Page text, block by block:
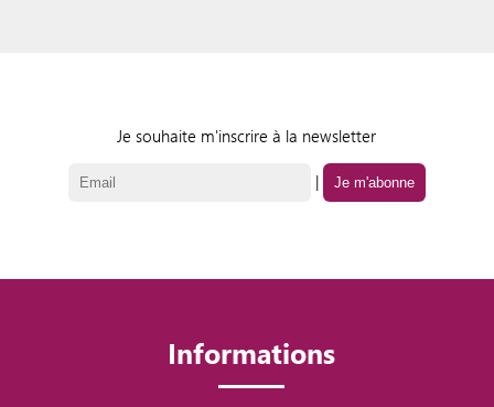
Je souhaite m'inscrire à la newsletter
|
Informations